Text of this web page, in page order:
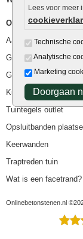
Lees voor meer
Technische
Analytische
Marketing
Doorgaan
Overig
Aanbiedingen
Goedkope bestrating
Goedkope tuintegels
Kunstgras
Tuintegels outlet
Opsluitbanden
Keerwanden
Traptreden tuin
Wat is een facetrand?
Onlinebetonstenen.nl